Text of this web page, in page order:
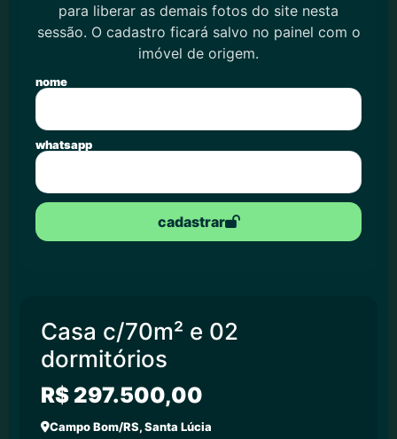
para liberar as demais fotos do site nesta
sessão. O cadastro ficará salvo no painel com o
imóvel de origem.
nome
whatsapp
cadastrar
Casa c/70m² e 02
dormitórios
R$ 297.500,00
Campo Bom/RS, Santa Lúcia